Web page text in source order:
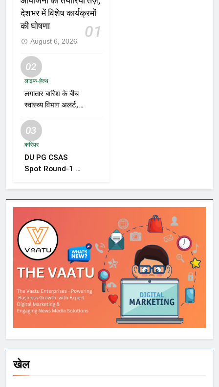
देशभर में विशेष कार्यक्रमों
की घोषणा
01
August 6, 2026
02
लाइफ-हेल्थ
लगातार बारिश के बीच
स्वास्थ्य विभाग अलर्ट,
वायरल बुखार की
रोकथाम के लिए राज्यों
निर्देश
03
करियर
DU PG CSAS
Spot Round-1 की
को आवेदन और सीट
खेल